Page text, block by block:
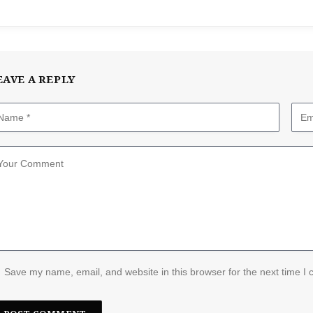
A REPLY
Save my name, email, and website in this browser for the next time I